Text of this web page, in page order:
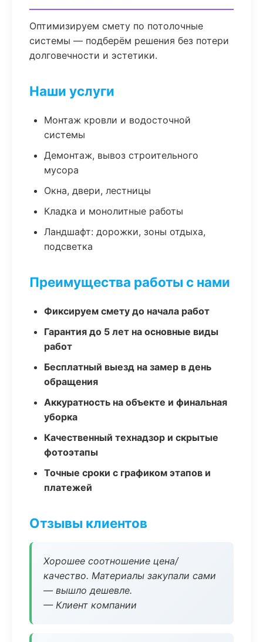
Оптимизируем смету по потолочные
системы — подберём решения без потери
долговечности и эстетики.
Наши услуги
Монтаж кровли и водосточной
системы
Демонтаж, вывоз строительного
мусора
Окна, двери, лестницы
Кладка и монолитные работы
Ландшафт: дорожки, зоны отдыха,
подсветка
Преимущества работы с нами
Фиксируем смету до начала работ
Гарантия до 5 лет на основные виды
работ
Бесплатный выезд на замер в день
обращения
Аккуратность на объекте и финальная
уборка
Качественный технадзор и скрытые
фотоэтапы
Точные сроки с графиком этапов и
платежей
Отзывы клиентов
Хорошее соотношение цена/
качество. Материалы закупали сами
— вышло дешевле.
— Клиент компании